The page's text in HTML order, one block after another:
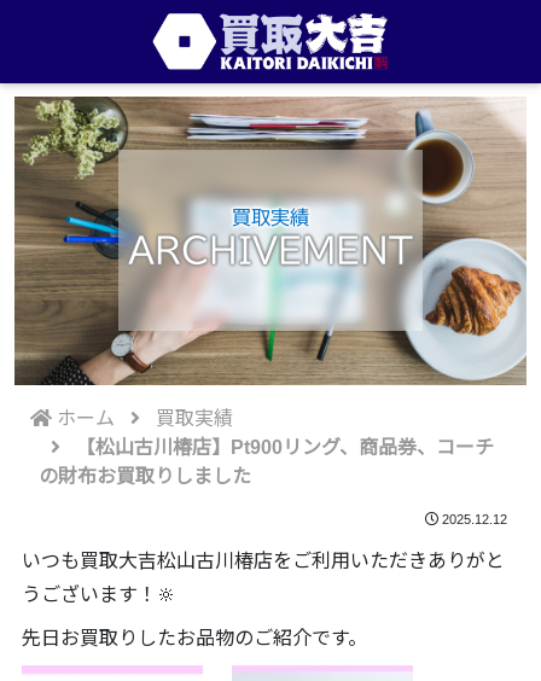
買取実績
ARCHIVEMENT
ホーム
買取実績
【松山古川椿店】Pt900リング、商品券、コーチ
の財布お買取りしました
2025.12.12
いつも買取大吉松山古川椿店をご利用いただきありがと
うございます！🔆
先日お買取りしたお品物のご紹介です。